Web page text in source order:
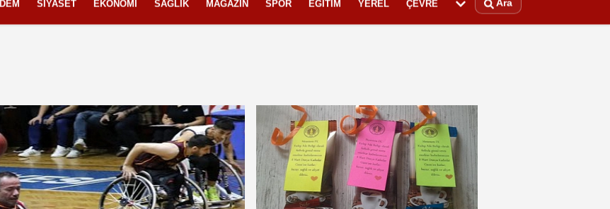
SIYASET EKONOMI SAĞLIK MAGAZIN SPOR EĞITIM YEREL ÇEVRE Ara